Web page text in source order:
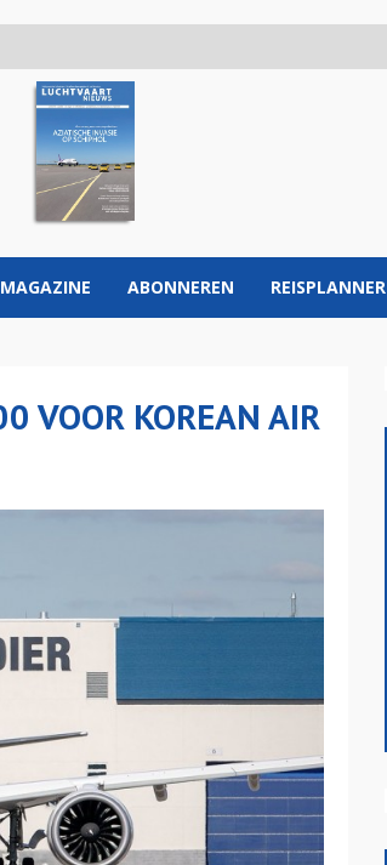
MAGAZINE ABONNEREN REISPLANNER
VOOR KOREAN AIR